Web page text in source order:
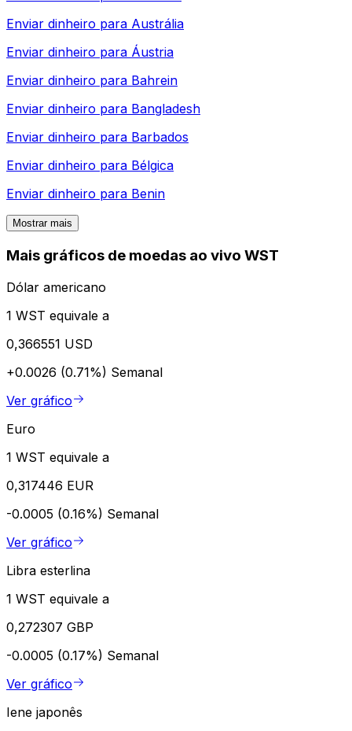
Enviar dinheiro para Austrália
Enviar dinheiro para Áustria
Enviar dinheiro para Bahrein
Enviar dinheiro para Bangladesh
Enviar dinheiro para Barbados
Enviar dinheiro para Bélgica
Enviar dinheiro para Benin
Mostrar mais
Mais gráficos de moedas ao vivo WST
Dólar americano
1 WST equivale a
0,366551 USD
+0.0026 (0.71%) Semanal
Ver gráfico
Euro
1 WST equivale a
0,317446 EUR
-0.0005 (0.16%) Semanal
Ver gráfico
Libra esterlina
1 WST equivale a
0,272307 GBP
-0.0005 (0.17%) Semanal
Ver gráfico
Iene japonês